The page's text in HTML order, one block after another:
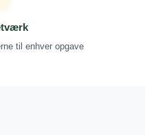
til enhver opgave